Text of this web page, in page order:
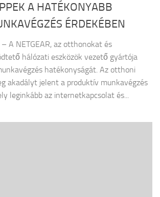
A HATÉKONYABB
ÉRDEKÉBEN
A NETGEAR, az otthonokat és
hálózati eszközök vezető gyártója
hatékonyságát. Az otthoni
akadályt jelent a produktív munkavégzés
leginkább az internetkapcsolat és...